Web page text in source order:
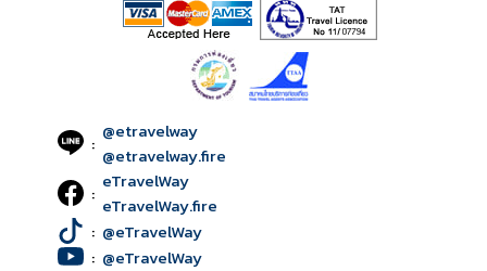
: @etravelway
@etravelway.fire
: eTravelWay
eTravelWay.fire
: @eTravelWay
: @eTravelWay